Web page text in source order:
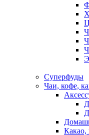
Суперфуды
Чаи, кофе,
Какао,